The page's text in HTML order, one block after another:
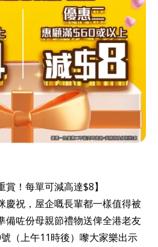
賞！每單可減高達$8】
慶祝，屋企嘅長輩都一樣值得被
備咗份母親節禮物送俾全港老友
（上午11時後）嚟大家樂出示